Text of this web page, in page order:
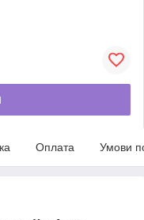
Оплата Умови